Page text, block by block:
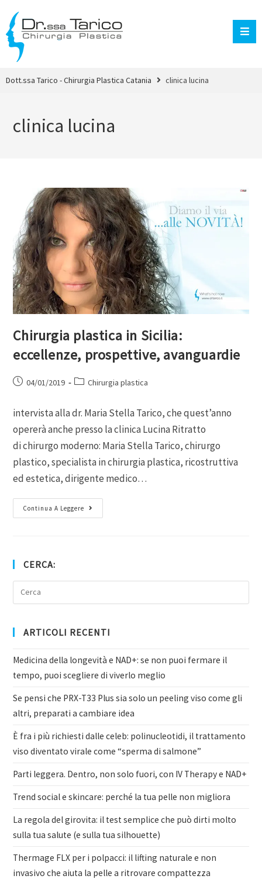
Dott.ssa Tarico - Chirurgia Plastica Catania clinica lucina
clinica lucina
Chirurgia plastica in Sicilia:
eccellenze, prospettive, avanguardie
04/01/2019 Chirurgia plastica
intervista alla dr. Maria Stella Tarico, che quest’anno
opererà anche presso la clinica Lucina Ritratto
di chirurgo moderno: Maria Stella Tarico, chirurgo
plastico, specialista in chirurgia plastica, ricostruttiva
ed estetica, dirigente medico…
Continua A Leggere
CERCA:
ARTICOLI RECENTI
Medicina della longevità e NAD+: se non puoi fermare il
tempo, puoi scegliere di viverlo meglio
Se pensi che PRX-T33 Plus sia solo un peeling viso come gli
altri, preparati a cambiare idea
È fra i più richiesti dalle celeb: polinucleotidi, il trattamento
viso diventato virale come “sperma di salmone”
Parti leggera. Dentro, non solo fuori, con IV Therapy e NAD+
Trend social e skincare: perché la tua pelle non migliora
La regola del girovita: il test semplice che può dirti molto
sulla tua salute (e sulla tua silhouette)
Thermage FLX per i polpacci: il lifting naturale e non
invasivo che aiuta la pelle a ritrovare compattezza